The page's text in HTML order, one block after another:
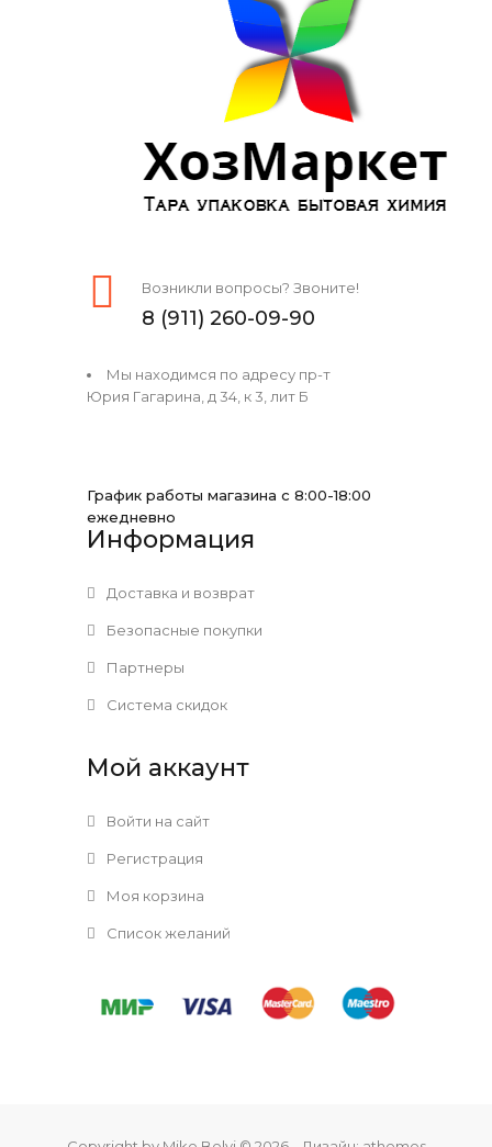
Возникли вопросы? Звоните!
8 (911) 260-09-90
Мы находимся по адресу пр-т
Юрия Гагарина, д 34, к 3, лит Б
График работы магазина с 8:00-18:00
ежедневно
Информация
Доставка и возврат
Безопасные покупки
Партнеры
Система скидок
Мой аккаунт
Войти на сайт
Регистрация
Моя корзина
Список желаний